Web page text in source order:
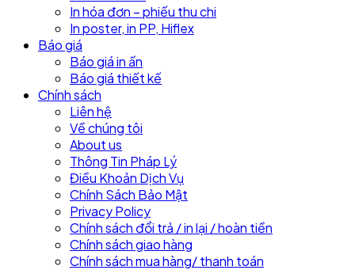
In hóa đơn – phiếu thu chi
In poster, in PP, Hiflex
Báo giá
Báo giá in ấn
Báo giá thiết kế
Chính sách
Liên hệ
Về chúng tôi
About us
Thông Tin Pháp Lý
Điều Khoản Dịch Vụ
Chính Sách Bảo Mật
Privacy Policy
Chính sách đổi trả / in lại / hoàn tiền
Chính sách giao hàng
Chính sách mua hàng/ thanh toán